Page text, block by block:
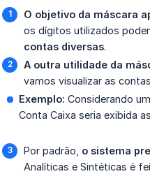
O objetivo da máscara
os dígitos utilizados
contas diversas.
A outra utilidade da
vamos visualizar as
Exemplo: Considerando
Conta Caixa seria exibida
Por padrão, o sistema
Analíticas e Sintéticas é